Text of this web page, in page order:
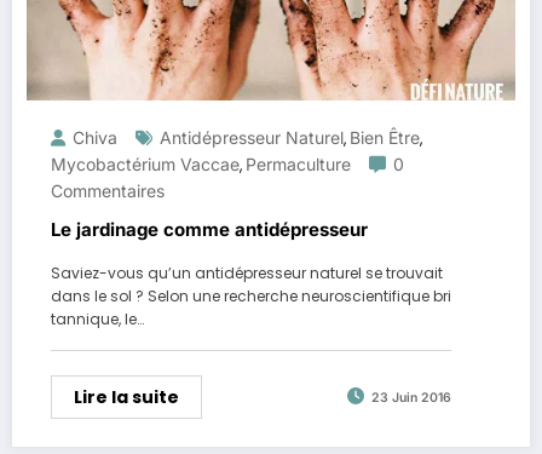
Chiva Antidépresseur Naturel, Bien Être,
Mycobactérium Vaccae, Permaculture
0
Commentaires
Le jardinage comme antidépresseur
Saviez-vous qu’un antidépresseur naturel se trouvait
dans le sol ? Selon une recherche neuroscientifique bri
tannique, le…
Lire la suite 23 Juin 2016